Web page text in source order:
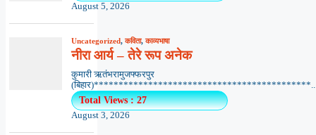
August 5, 2026
Uncategorized,कविता,काव्यभाषा
नीरा आर्य – तेरे रूप अनेक
कुमारी ऋतंभरामुजफ्फरपुर
Total Views : 27
August 3, 2026